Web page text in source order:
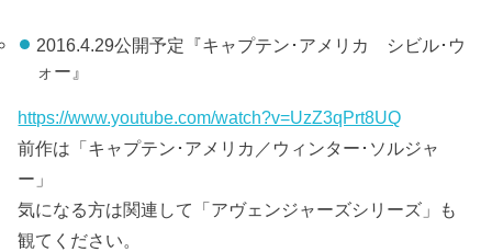
2016.4.29公開予定『キャプテン･アメリカ シビル･ウ
ォー』
https://www.youtube.com/watch?v=UzZ3qPrt8UQ
前作は「キャプテン･アメリカ／ウィンター･ソルジャ
ー」
気になる方は関連して「アヴェンジャーズシリーズ」も
観てください。